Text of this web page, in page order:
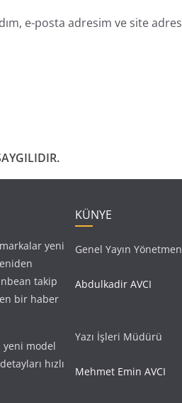
e-posta adresim ve site
yeni
takip
bir haber
yeni model
hızlı
KÜNYE
Genel Yayın
Abdulkadir AVCI
Yazı İşleri Müdürü
Mehmet Emin AVCI